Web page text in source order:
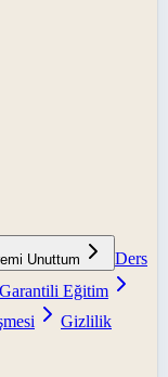
Unuttum
Ders
Garantili Eğitim
Gizlilik